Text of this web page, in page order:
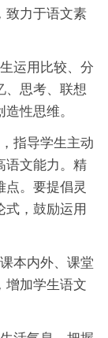
致力于语文素
运用比较、分
、思考、联想
性思维。
指导学生主动
语文能力。精
点。要提倡灵
式，鼓励运用
本内外、课堂
增加学生语文